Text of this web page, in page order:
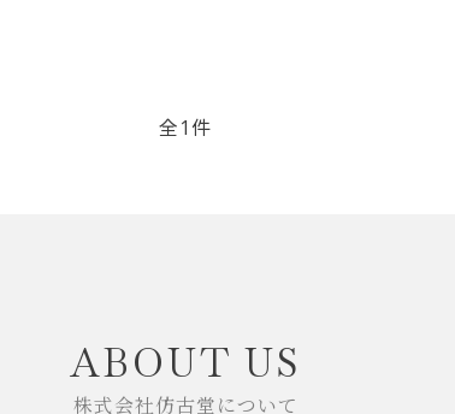
全1件
ABOUT US
株式会社仿古堂について